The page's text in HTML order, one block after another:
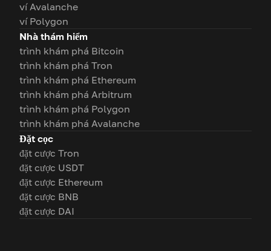
ví Avalanche
ví Polygon
Nhà thám hiểm
trình khám phá Bitcoin
trình khám phá Tron
trình khám phá Ethereum
trình khám phá Arbitrum
trình khám phá Polygon
trình khám phá Avalanche
Đặt cọc
đặt cược Tron
đặt cược USDT
đặt cược Ethereum
đặt cược BNB
đặt cược DAI